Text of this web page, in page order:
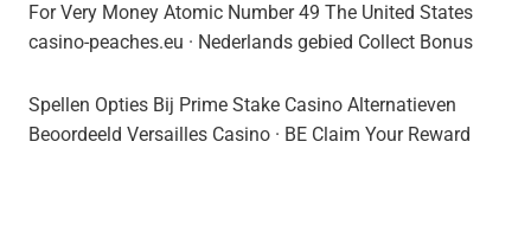
For Very Money Atomic Number 49 The United States
casino-peaches.eu · Nederlands gebied Collect Bonus
Spellen Opties Bij Prime Stake Casino Alternatieven
Beoordeeld Versailles Casino · BE Claim Your Reward